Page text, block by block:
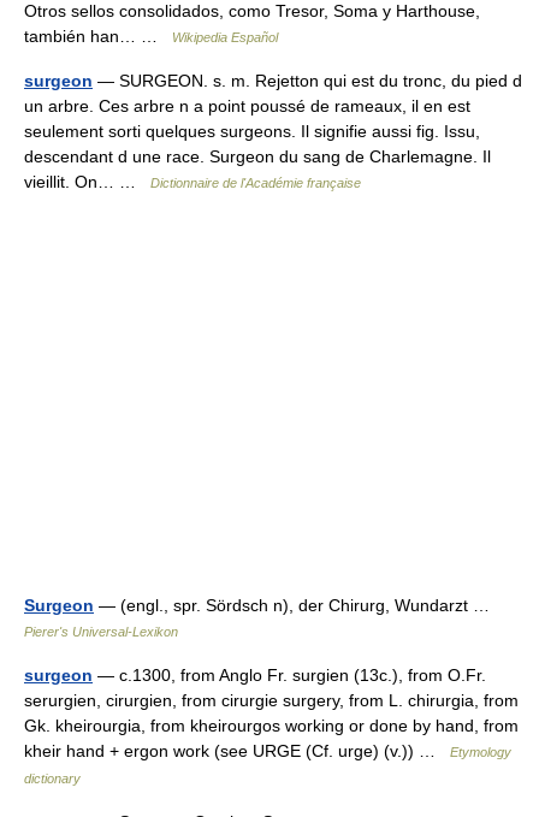
Otros sellos consolidados, como Tresor, Soma y Harthouse,
también han… …
Wikipedia Español
surgeon — SURGEON. s. m. Rejetton qui est du tronc, du pied d
un arbre. Ces arbre n a point poussé de rameaux, il en est
seulement sorti quelques surgeons. Il signifie aussi fig. Issu,
descendant d une race. Surgeon du sang de Charlemagne. Il
vieillit. On… …
Dictionnaire de l'Académie française
Surgeon — (engl., spr. Sördsch n), der Chirurg, Wundarzt …
Pierer's Universal-Lexikon
surgeon — c.1300, from Anglo Fr. surgien (13c.), from O.Fr.
serurgien, cirurgien, from cirurgie surgery, from L. chirurgia, from
Gk. kheirourgia, from kheirourgos working or done by hand, from
kheir hand + ergon work (see URGE (Cf. urge) (v.)) …
Etymology
dictionary